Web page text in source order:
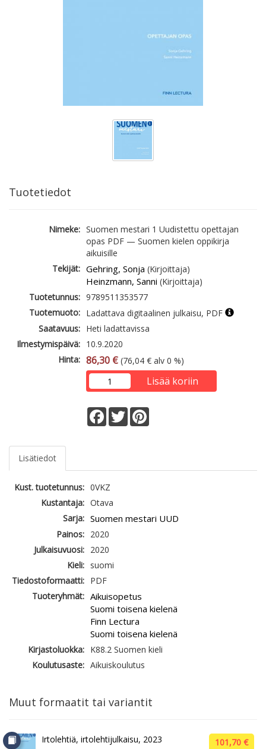
Tuotetiedot
Nimeke: Suomen mestari 1 Uudistettu opettajan
opas PDF — Suomen kielen oppikirja
aikuisille
Tekijät: Gehring, Sonja (Kirjoittaja)
Heinzmann, Sanni (Kirjoittaja)
Tuotetunnus: 9789511353577
Tuotemuoto: Ladattava digitaalinen julkaisu, PDF
Saatavuus: Heti ladattavissa
Ilmestymispäivä: 10.9.2020
Hinta: 86,30 € (76,04 € alv 0 %)
Lisää koriin
Facebook
Twitter
Lisätiedot
Kust. tuotetunnus: 0VKZ
Kustantaja: Otava
Sarja: Suomen mestari UUD
Painos: 2020
Julkaisuvuosi: 2020
Kieli: suomi
Tiedostoformaatti: PDF
Tuoteryhmät: Aikuisopetus
Suomi toisena kielenä
Finn Lectura
Suomi toisena kielenä
Kirjastoluokka: K88.2 Suomen kieli
Koulutusaste: Aikuiskoulutus
Muut formaatit tai variantit
Irtolehtiä, irtolehtijulkaisu, 2023 101,70 €